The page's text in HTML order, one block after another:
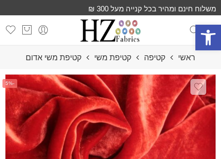
פתח סרגל נגישות
משלוח חינם ומהיר בכל קנייה מעל 300 ₪
ראשי קטיפה קטיפת משי קטיפת משי אדום
-5%